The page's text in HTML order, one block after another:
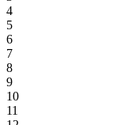
4
5
6
7
8
9
10
11